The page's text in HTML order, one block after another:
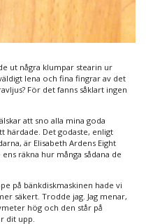
ut några klumpar stearin ur
lena och fina fingrar av det
För det fanns såklart ingen
att sno alla mina goda
härdade. Det godaste, enligt
är Elisabeth Ardens Eight
räkna hur många sådana de
på bänkdiskmaskinen hade vi
säkert. Trodde jag. Jag menar,
hög och den står på
dit upp.